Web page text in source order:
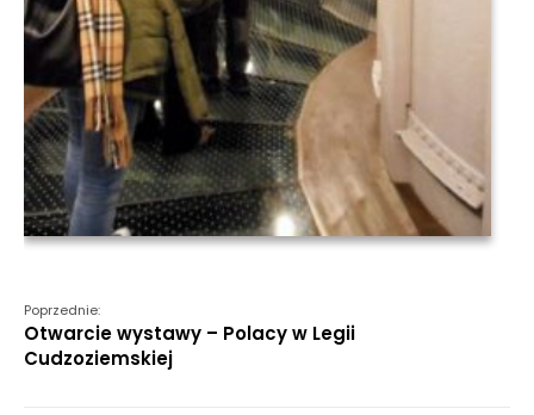
Poprzednie:
Otwarcie wystawy – Polacy w Legii
Cudzoziemskiej